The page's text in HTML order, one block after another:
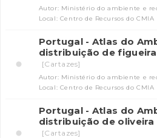
Autor: Ministério do ambiente e
Local: Centro de Recursos do CMIA
Portugal - Atlas do
distribuição de
[Cartazes]
Autor: Ministério do ambiente e
Local: Centro de Recursos do CMIA
Portugal - Atlas do
distribuição de oliveira
[Cartazes]